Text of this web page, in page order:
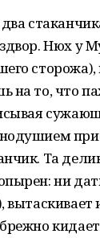
Нюх у
сторожа),
на то, что
Та
ни
вытаскивает